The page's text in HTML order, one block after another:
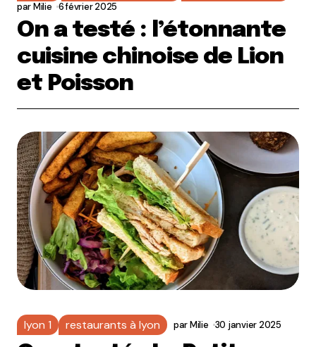
parMilie 6 février 2025
On a testé : l’étonnante
cuisine chinoise de Lion
et Poisson
lyon 1 restaurants à lyon parMilie 30 janvier 2025